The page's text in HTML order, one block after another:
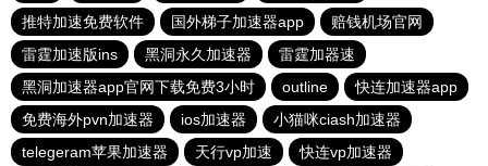
推特加速免费软件
国外梯子加速器app
赔钱机场官网
雷霆加速版ins
黑洞永久加速器
雷霆加器速
黑洞加速器app官网下载免费3小时
outline
快连加速器app
免费海外pvn加速器
ios加速器
小猫咪ciash加速器
telegeram苹果加速器
天行vp加速
快连vp加速器